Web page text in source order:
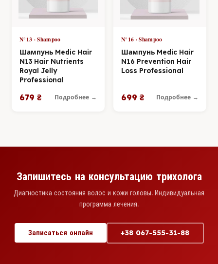
N°13 · Shampoo
Шампунь Medic Hair
N13 Hair Nutrients
Royal Jelly
Professional
679 ₴ Подробнее →
N°16 · Shampoo
Шампунь Medic Hair
N16 Prevention Hair
Loss Professional
699 ₴ Подробнее →
Запишитесь на консультацию трихолога
Диагностика состояния волос и кожи головы. Индивидуальная
программа лечения.
Записаться онлайн +38 067-555-31-88